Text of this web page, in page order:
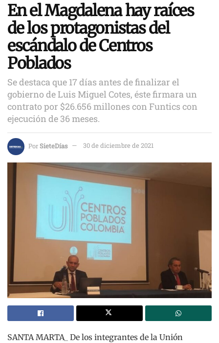
En el Magdalena hay raíces
de los protagonistas del
escándalo de Centros
Poblados
Se destaca que 17 días antes de finalizar el
gobierno de Luis Miguel Cotes, éste firmara un
contrato por $26.656 millones con Funtics con
ejecución de 36 meses.
PorSieteDías 30 de diciembre de 2021
SANTA MARTA_ De los integrantes de la Unión